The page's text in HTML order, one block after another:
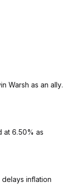
Warsh as an ally.
at 6.50% as
inflation